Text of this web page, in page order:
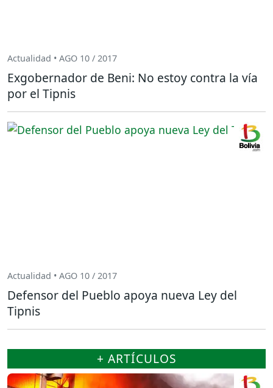
Actualidad • AGO 10 / 2017
Exgobernador de Beni: No estoy contra la vía
por el Tipnis
Actualidad • AGO 10 / 2017
Defensor del Pueblo apoya nueva Ley del
Tipnis
+ ARTÍCULOS